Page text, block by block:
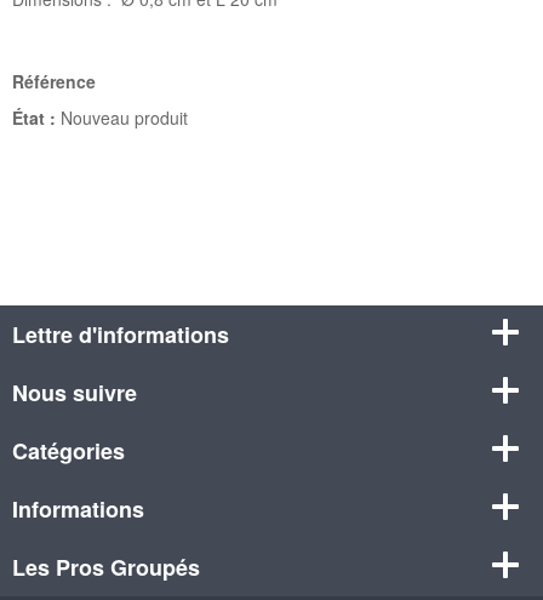
Référence
État : Nouveau produit
Lettre d'informations
Nous suivre
Catégories
Informations
Les Pros Groupés